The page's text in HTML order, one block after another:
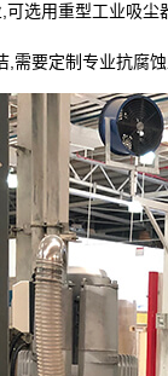
用重型工业吸尘
要定制专业抗腐蚀